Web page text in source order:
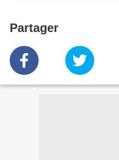
Partager